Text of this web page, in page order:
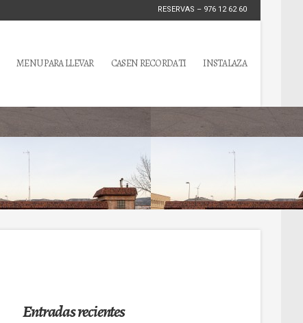
RESERVAS – 976 12 62 60
MENU PARA LLEVAR CASEN RECORDATI INSTALAZA
Entradas recientes